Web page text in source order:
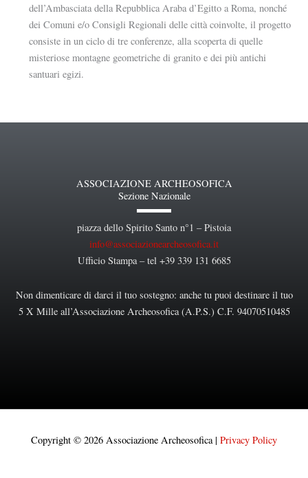
dell’Ambasciata della Repubblica Araba d’Egitto a Roma, nonché
dei Comuni e/o Consigli Regionali delle città coinvolte, il progetto
consiste in un ciclo di tre conferenze, alla scoperta di quelle
misteriose montagne geometriche di granito e dei più antichi
santuari egizi.
ASSOCIAZIONE ARCHEOSOFICA
Sezione Nazionale
piazza dello Spirito Santo n°1 – Pistoia
info@associazionearcheosofica.it
Ufficio Stampa – tel +39 339 131 6685
Non dimenticare di darci il tuo sostegno: anche tu puoi destinare il tuo
5 X Mille all’Associazione Archeosofica (A.P.S.) C.F. 94070510485
Copyright © 2026 Associazione Archeosofica | Privacy Policy